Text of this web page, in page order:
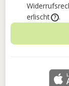
erlischt
? .